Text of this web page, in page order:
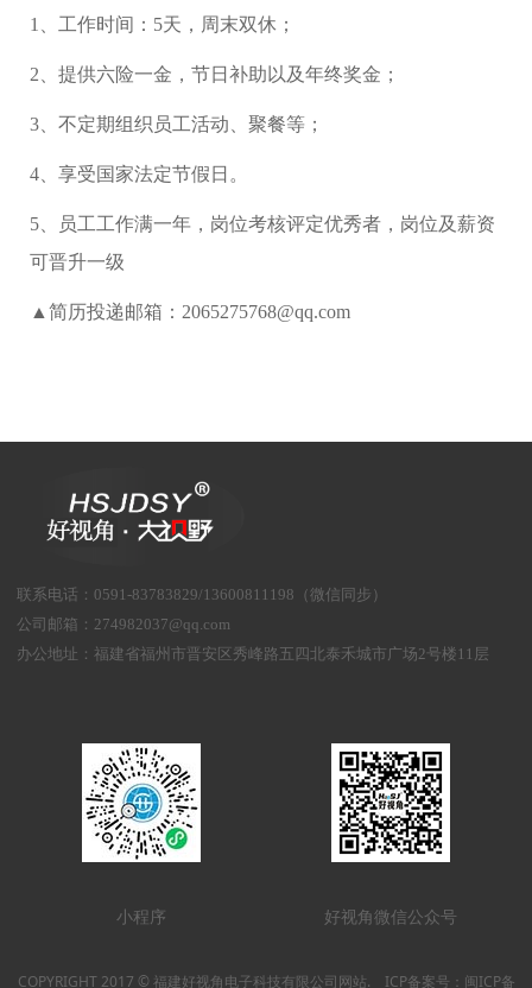
1、工作时间：5天，周末双休；
2、提供六险一金，节日补助以及年终奖金；
3、不定期组织员工活动、聚餐等；
4、享受国家法定节假日。
5、员工工作满一年，岗位考核评定优秀者，岗位及薪资
可晋升一级
▲简历投递邮箱：2065275768@qq.com
联系电话 ： 0591-83783829/13600811198（微信同步）
公司邮箱： 274982037@qq.com
办公地址： 福建省福州市晋安区秀峰路五四北泰禾城市广场2号楼11层
小程序 好视角微信公众号
COPYRIGHT 2017 © 福建好视角电子科技有限公司网站. ICP备案号： 闽ICP备